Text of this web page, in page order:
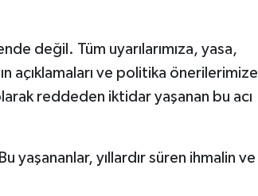
değil. Tüm uyarılarımıza, yasa,
açıklamaları ve politika önerilerimize
reddeden iktidar yaşanan bu acı
yaşananlar, yıllardır süren ihmalin ve